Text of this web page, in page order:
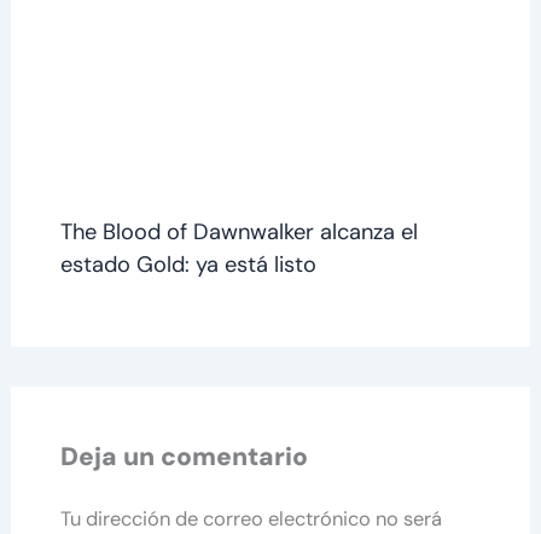
The Blood of Dawnwalker alcanza el
estado Gold: ya está listo
Deja un comentario
Tu dirección de correo electrónico no será